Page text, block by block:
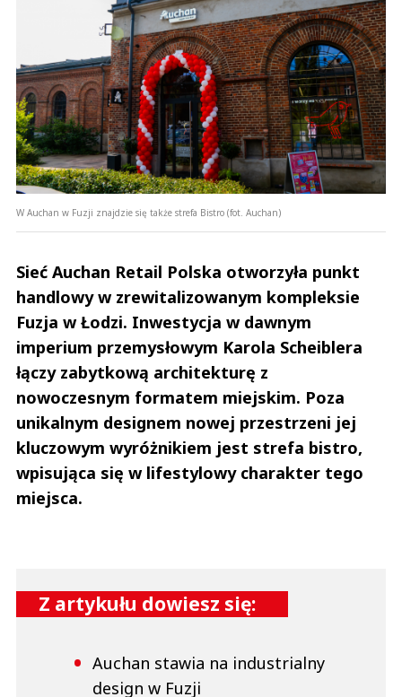
W Auchan w Fuzji znajdzie się także strefa Bistro (fot. Auchan)
Sieć Auchan Retail Polska otworzyła punkt
handlowy w zrewitalizowanym kompleksie
Fuzja w Łodzi. Inwestycja w dawnym
imperium przemysłowym Karola Scheiblera
łączy zabytkową architekturę z
nowoczesnym formatem miejskim. Poza
unikalnym designem nowej przestrzeni jej
kluczowym wyróżnikiem jest strefa bistro,
wpisująca się w lifestylowy charakter tego
miejsca.
Z artykułu dowiesz się:
Auchan stawia na industrialny
design w Fuzji